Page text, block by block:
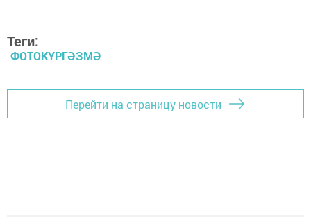
Теги:
ФОТОКҮРГӘЗМӘ
Перейти на страницу новости